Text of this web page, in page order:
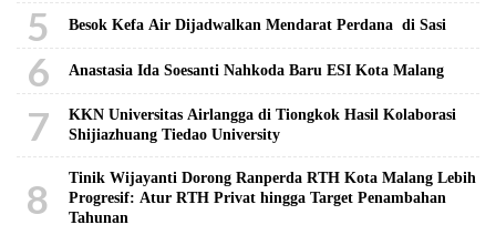
5 Besok Kefa Air Dijadwalkan Mendarat Perdana di Sasi
6 Anastasia Ida Soesanti Nahkoda Baru ESI Kota Malang
7
KKN Universitas Airlangga di Tiongkok Hasil Kolaborasi ​
Shijiazhuang Tiedao University
8
Tinik Wijayanti Dorong Ranperda RTH Kota Malang Lebih
Progresif: Atur RTH Privat hingga Target Penambahan
Tahunan